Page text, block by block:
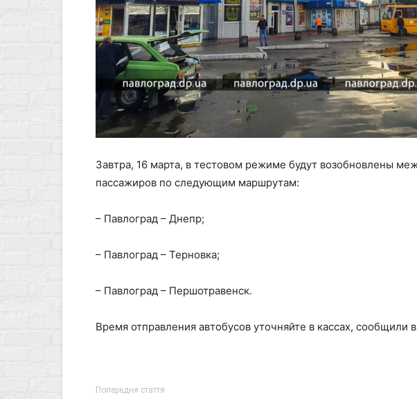
Завтра, 16 марта, в тестовом режиме будут возобновлены
пассажиров по следующим маршрутам:
– Павлоград – Днепр;
– Павлоград – Терновка;
– Павлоград – Першотравенск.
Время отправления автобусов уточняйте в кассах, сообщили
Попередня стаття